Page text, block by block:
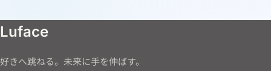
Luface
好きへ跳ねる。未来に手を伸ばす。